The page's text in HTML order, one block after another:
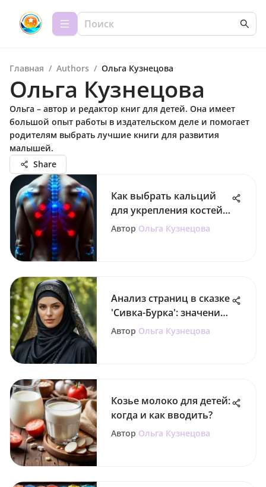
Главная / Authors / Ольга Кузнецова
Ольга Кузнецова
Ольга – автор и редактор книг для детей. Она имеет
большой опыт работы в издательском деле и помогает
родителям выбрать лучшие книги для развития
малышей.
Share
Как выбрать кальций
для укрепления костей
при остеопорозе
Автор Ольга Кузнецова
Анализ страниц в сказке
'Сивка-Бурка': значение
и влияние
Автор Ольга Кузнецова
Козье молоко для детей:
когда и как вводить?
Автор Ольга Кузнецова